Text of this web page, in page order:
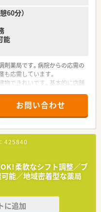
60分）
能
薬局です。病院からの応需の
も応需しています。
物できれいです。基本的に店舗
い環境が整っています。待合
広い年齢層の薬剤師が勤務して
境です。
おり、ストレスなく勤務する
お問い合わせ
425840
！柔軟なシフト調整／ブ
能／地域密着型な薬局
に追加